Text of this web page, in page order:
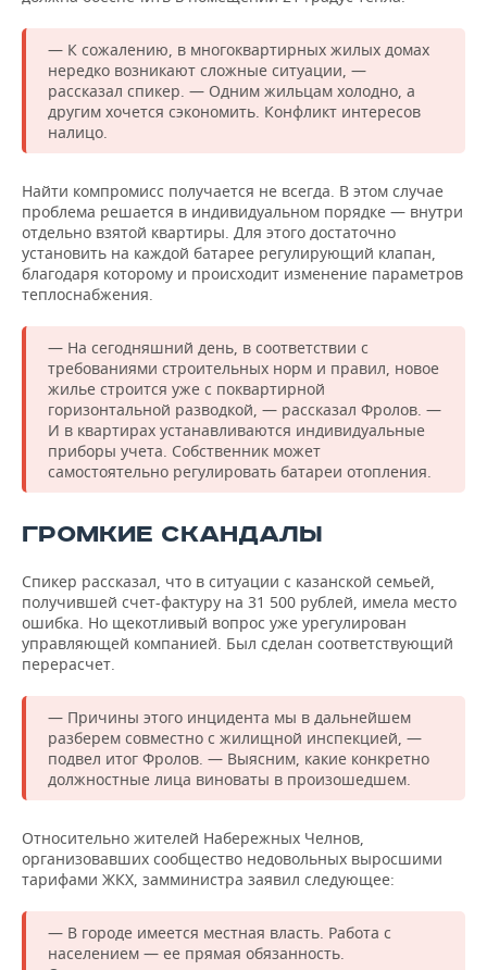
— К сожалению, в многоквартирных жилых домах
нередко возникают сложные ситуации, —
рассказал спикер. — Одним жильцам холодно, а
другим хочется сэкономить. Конфликт интересов
налицо.
Найти компромисс получается не всегда. В этом случае
проблема решается в индивидуальном порядке — внутри
отдельно взятой квартиры. Для этого достаточно
установить на каждой батарее регулирующий клапан,
благодаря которому и происходит изменение параметров
теплоснабжения.
— На сегодняшний день, в соответствии с
требованиями строительных норм и правил, новое
жилье строится уже с поквартирной
горизонтальной разводкой, — рассказал Фролов. —
И в квартирах устанавливаются индивидуальные
приборы учета. Собственник может
самостоятельно регулировать батареи отопления.
ГРОМКИЕ СКАНДАЛЫ
Спикер рассказал, что в ситуации с казанской семьей,
получившей счет-фактуру на 31 500 рублей, имела место
ошибка. Но щекотливый вопрос уже урегулирован
управляющей компанией. Был сделан соответствующий
перерасчет.
— Причины этого инцидента мы в дальнейшем
разберем совместно с жилищной инспекцией, —
подвел итог Фролов. — Выясним, какие конкретно
должностные лица виноваты в произошедшем.
Относительно жителей Набережных Челнов,
организовавших сообщество недовольных выросшими
тарифами ЖКХ, замминистра заявил следующее:
— В городе имеется местная власть. Работа с
населением — ее прямая обязанность.